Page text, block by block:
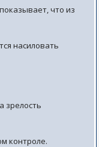
что из
насиловать
зрелость
контроле.